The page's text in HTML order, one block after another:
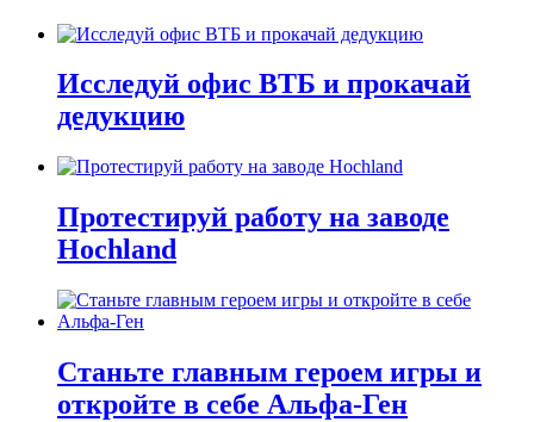
Исследуй офис ВТБ и прокачай
дедукцию
Протестируй работу на заводе
Hochland
Станьте главным героем игры и
откройте в себе Альфа-Ген